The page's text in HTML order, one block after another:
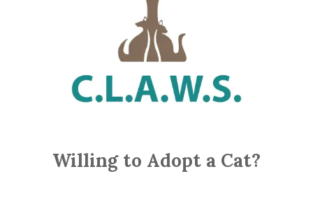
Willing to Adopt a Cat?